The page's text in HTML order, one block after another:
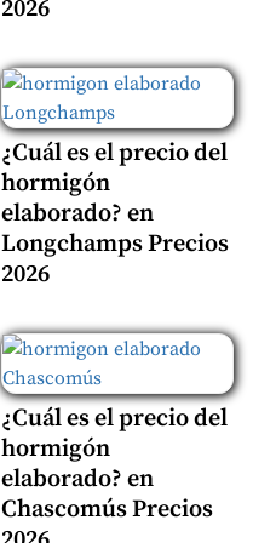
2026
¿Cuál es el precio del
hormigón
elaborado? en
Longchamps Precios
2026
¿Cuál es el precio del
hormigón
elaborado? en
Chascomús Precios